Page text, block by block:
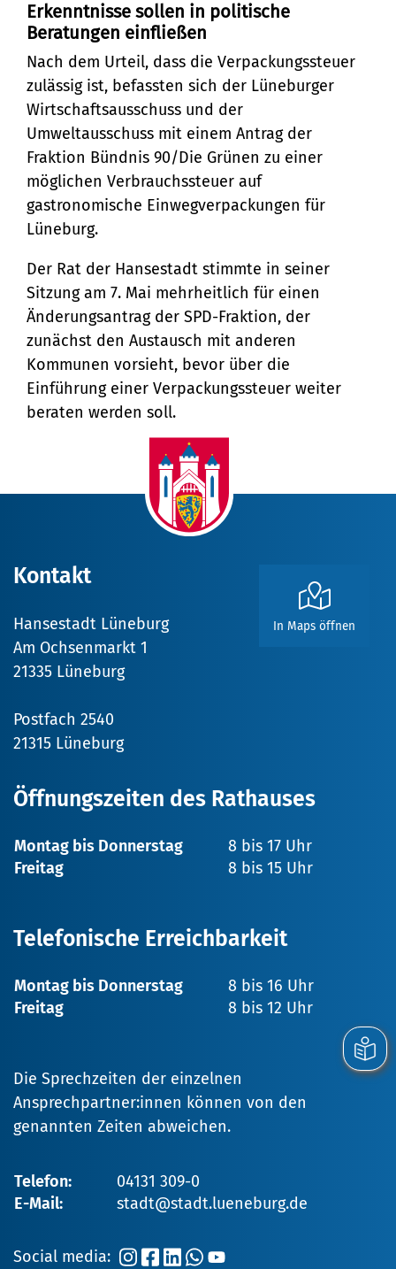
Erkenntnisse sollen in politische
Beratungen einfließen
Nach dem Urteil, dass die Verpackungssteuer
zulässig ist, befassten sich der Lüneburger
Wirtschaftsausschuss und der
Umweltausschuss mit einem Antrag der
Fraktion Bündnis 90/Die Grünen zu einer
möglichen Verbrauchssteuer auf
gastronomische Einwegverpackungen für
Lüneburg.
Der Rat der Hansestadt stimmte in seiner
Sitzung am 7. Mai mehrheitlich für einen
Änderungsantrag der SPD-Fraktion, der
zunächst den Austausch mit anderen
Kommunen vorsieht, bevor über die
Einführung einer Verpackungssteuer weiter
beraten werden soll.
In Maps öffnen
Kontakt
Hansestadt Lüneburg
Am Ochsenmarkt 1
21335 Lüneburg
Postfach 2540
21315 Lüneburg
Öffnungszeiten des Rathauses
Montag bis Donnerstag
8 bis 17 Uhr
Freitag
8 bis 15 Uhr
Telefonische Erreichbarkeit
Montag bis Donnerstag
8 bis 16 Uhr
Freitag
8 bis 12 Uhr
Die Sprechzeiten der einzelnen
Ansprechpartner:innen können von den
genannten Zeiten abweichen.
Telefon:
04131 309-0
E-Mail:
stadt@stadt.lueneburg.de
Social media: